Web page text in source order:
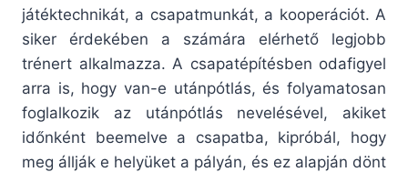
játéktechnikát, a csapatmunkát, a kooperációt. A
siker érdekében a számára elérhető legjobb
trénert alkalmazza. A csapatépítésben odafigyel
arra is, hogy van-e utánpótlás, és folyamatosan
foglalkozik az utánpótlás nevelésével, akiket
időnként beemelve a csapatba, kipróbál, hogy
meg állják e helyüket a pályán, és ez alapján dönt